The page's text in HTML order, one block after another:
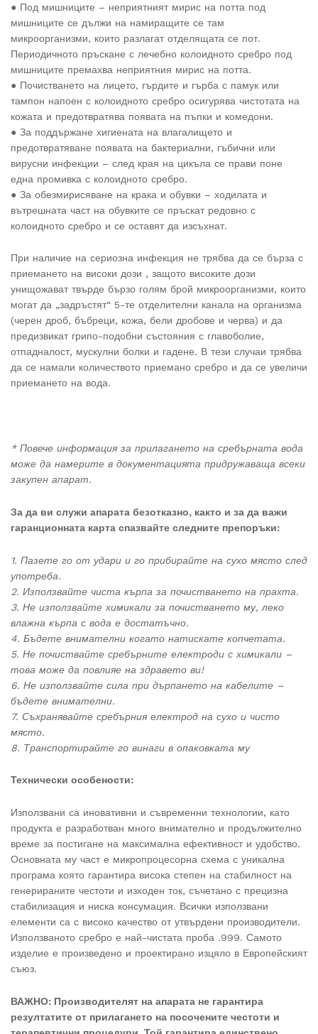
● Под мишниците – неприятният мирис на потта под
мишниците се дължи на намиращите се там
микроорганизми, които разлагат отделящата се пот.
Периодичното пръскане с лечебно колоидното сребро под
мишниците премахва неприятния мирис на потта.
● Почистването на лицето, гърдите и гърба с памук или
тампон напоен с колоидното сребро осигурява чистотата на
кожата и предотвратява появата на пъпки и комедони.
● За поддържане хигиената на влагалището и
предотвратяване появата на бактериални, гъбични или
вирусни инфекции – след края на цикъла се прави поне
една промивка с колоидното сребро.
● За обезмирисяване на крака и обувки – ходилата и
вътрешната част на обувките се пръскат редовно с
колоидното сребро и се оставят да изсъхнат.
При наличие на сериозна инфекция не трябва да се бърза с
приемането на високи дози , защото високите дози
унищожават твърде бързо голям брой микроорганизми, които
могат да „задръстят“ 5-те отделителни канала на организма
(черен дроб, бъбреци, кожа, бели дробове и черва) и да
предизвикат грипо-подобни състояния с главоболие,
отпадналост, мускулни болки и гадене. В тези случаи трябва
да се намали количеството приемано сребро и да се увеличи
приемането на вода.
* Повече информация за прилагането на сребърната вода
може да намерите в документацията придружаваща всеки
закупен апарат.
За да ви служи апарата безотказно, както и за да важи
гаранционната карта спазвайте следните препоръки:
1. Пазете го от удари и го прибирайте на сухо място след
употреба.
2. Използвайте чиста кърпа за почистването на прахта.
3. Не използвайте химикали за почистването му, леко
влажна кърпа с вода е достатъчно.
4. Бъдете внимателни когато натискате копчетата.
5. Не почиствайте сребърните електроди с химикали –
това може да повлияе на здравето ви!
6. Не използвайте сила при дърпането на кабелите –
бъдете внимателни.
7. Съхранявайте сребърния електрод на сухо и чисто
място.
8. Транспортирайте го винаги в опаковката му
Технически особености:
Използвани са иновативни и съвременни технологии, като
продукта е разработван много внимателно и продължително
време за постигане на максимална ефективност и удобство.
Основната му част е микропроцесорна схема с уникална
програма която гарантира висока степен на стабилност на
генерираните честоти и изходен ток, съчетано с прецизна
стабилизация и ниска консумация. Всички използвани
елементи са с високо качество от утвърдени производители.
Използваното сребро е най-чистата проба .999. Самото
изделие е произведено и проектирано изцяло в Европейският
съюз.
ВАЖНО: Производителят на апарата не гарантира
резултатите от прилагането на посочените честоти и